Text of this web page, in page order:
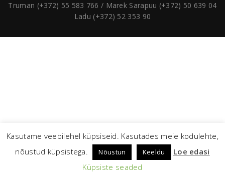
Truman (+372) 55 583 766 / Marek Sarapuu (+372) 50 639 04
Ladu (+372) 52 353 90
Kasutame veebilehel küpsiseid. Kasutades meie kodulehte,
nõustud küpsistega.
Nõustun Keeldu
Loe edasi
Küpsiste seaded